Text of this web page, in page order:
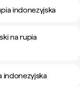
indonezyjska
na rupia
indonezyjska